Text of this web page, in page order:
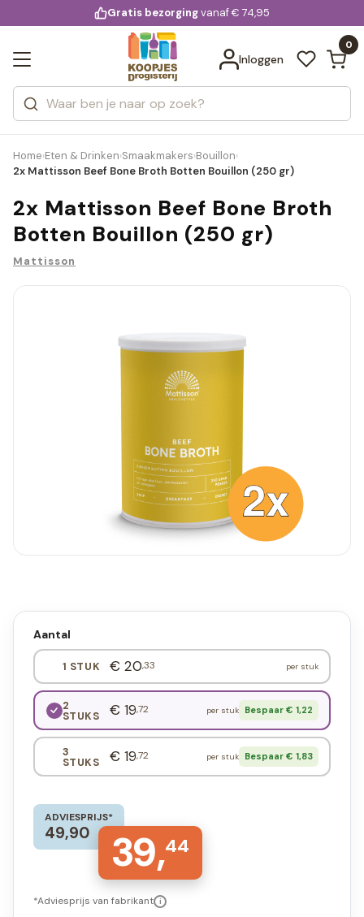
voor 20:00 uur besteld
Gratis bezorgingvanaf € 74,95
Inloggen
0
Zoeken
Categorieën
Merken
Bekijk alle resultaten
Home›Eten & Drinken›Smaakmakers›Bouillon›
2x Mattisson Beef Bone Broth Botten Bouillon (250 gr)
2x Mattisson Beef Bone Broth
Botten Bouillon (250 gr)
Mattisson
Aantal
1 STUK € 20,33 per stuk
2
STUKS € 19,72 per stuk Bespaar € 1,22
3
STUKS € 19,72 per stuk Bespaar € 1,83
ADVIESPRIJS*
49,90 39,44
*Adviesprijs van fabrikant i